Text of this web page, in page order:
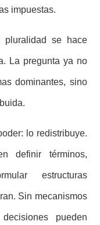
impuestas.
se hace
La pregunta ya no
dominantes, sino
lo redistribuye.
definir términos,
estructuras
Sin mecanismos
pueden